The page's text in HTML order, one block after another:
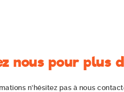
nous pour plus
n’hésitez pas à nous